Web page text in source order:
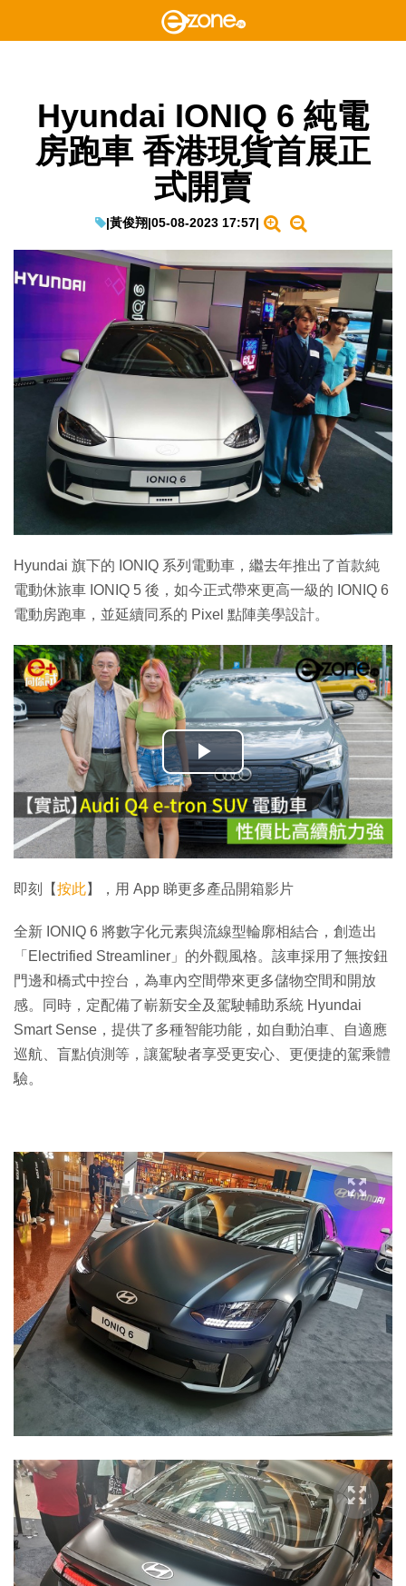
Hyundai IONIQ 6 純電
房跑車 香港現貨首展正
式開賣
|黃俊翔|05-08-2023 17:57|
Hyundai 旗下的 IONIQ 系列電動車，繼去年推出了首款純
電動休旅車 IONIQ 5 後，如今正式帶來更高一級的 IONIQ 6
電動房跑車，並延續同系的 Pixel 點陣美學設計。
播
放
影
片
即刻【按此】，用 App 睇更多產品開箱影片
全新 IONIQ 6 將數字化元素與流線型輪廓相結合，創造出
「Electrified Streamliner」的外觀風格。該車採用了無按鈕
門邊和橋式中控台，為車內空間帶來更多儲物空間和開放
感。同時，定配備了嶄新安全及駕駛輔助系統 Hyundai
Smart Sense，提供了多種智能功能，如自動泊車、自適應
巡航、盲點偵測等，讓駕駛者享受更安心、更便捷的駕乘體
驗。